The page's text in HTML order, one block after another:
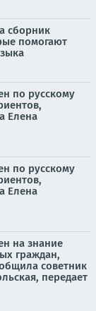
сборник
помогают
по русскому
Елена
по русскому
Елена
на знание
граждан,
советник
передает